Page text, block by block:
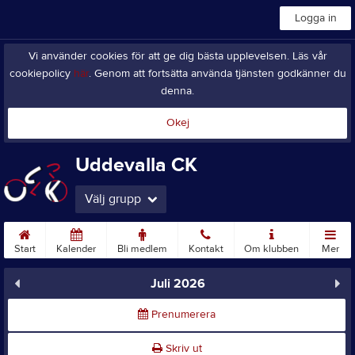
Logga in
Vi använder cookies för att ge dig bästa upplevelsen. Läs vår
cookiepolicy här. Genom att fortsätta använda tjänsten godkänner du
denna.
Okej
Uddevalla CK
Välj grupp
Start Kalender Bli medlem Kontakt Om klubben Mer
Juli 2026
Prenumerera
Skriv ut